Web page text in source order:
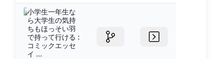
小学生一年生な
ら大学生の気持
ちもほっそい羽
で持って行ける :
コミックエッセ
イ ...